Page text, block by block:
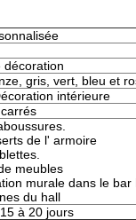
décoration
gris, vert, bleu et
intérieure
de l' armoire
meubles
murale dans le bar
du hall
à 20 jours